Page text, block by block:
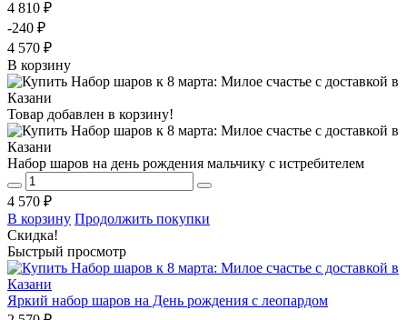
4 810 ₽
-240 ₽
4 570 ₽
В корзину
Товар добавлен в корзину!
Набор шаров на день рождения мальчику с истребителем
4 570 ₽
В корзину Продолжить покупки
Скидка!
Быстрый просмотр
Яркий набор шаров на День рождения с леопардом